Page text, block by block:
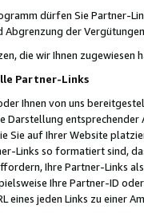
dürfen Sie Partner-
der
die wir Ihnen zugewiesen
Partner-Links
Ihnen von uns
Darstellung
Sie auf Ihrer Website
Links so formatiert sind,
Ihre Partner-Links
Ihre Partner-ID
eines jeden Links zu einer